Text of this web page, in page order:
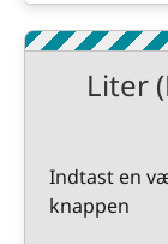
Liter
Indtast en
knappen